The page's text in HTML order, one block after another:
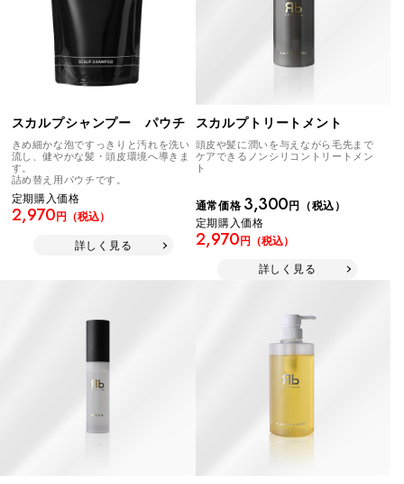
スカルプシャンプー パウチ
きめ細かな泡ですっきりと汚れを洗い
流し、健やかな髪・頭皮環境へ導きま
す。
詰め替え用パウチです。
定期購入価格
2,970円（税込）
詳しく見る
スカルプトリートメント
頭皮や髪に潤いを与えながら毛先まで
ケアできるノンシリコントリートメン
ト
通常価格 3,300円（税込）
定期購入価格
2,970円（税込）
詳しく見る